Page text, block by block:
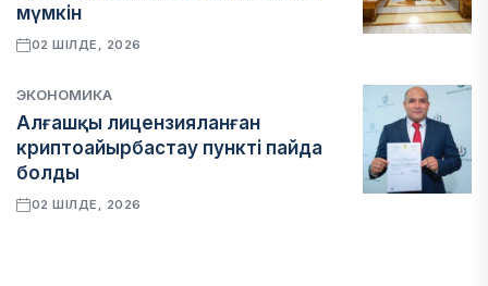
мүмкін
02 ШІЛДЕ, 2026
ЭКОНОМИКА
Алғашқы лицензияланған
криптоайырбастау пункті пайда
болды
02 ШІЛДЕ, 2026